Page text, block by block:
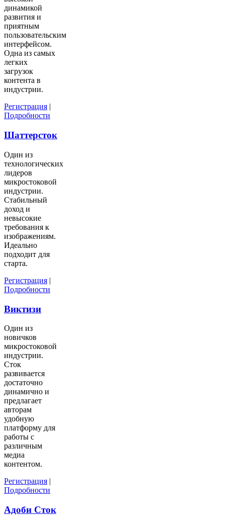
динамикой
развития и
приятным
пользовательским
интерфейсом.
Одна из самых
легких
загрузок
контента в
индустрии.
Регистрация
Подробности
Шаттерсток
Один из
технологических
лидеров
микростоковой
индустрии.
Стабильный
доход и
невысокие
требования к
изображениям.
Идеально
подходит для
старта.
Регистрация |
Подробности
Виктизи
Один из
новичков
микростоковой
индустрии.
Сток
развивается
достаточно
динамично и
предлагает
авторам
удобную
платформу для
работы с
различным
медиа
контентом.
Регистрация |
Подробности
Адоби Сток